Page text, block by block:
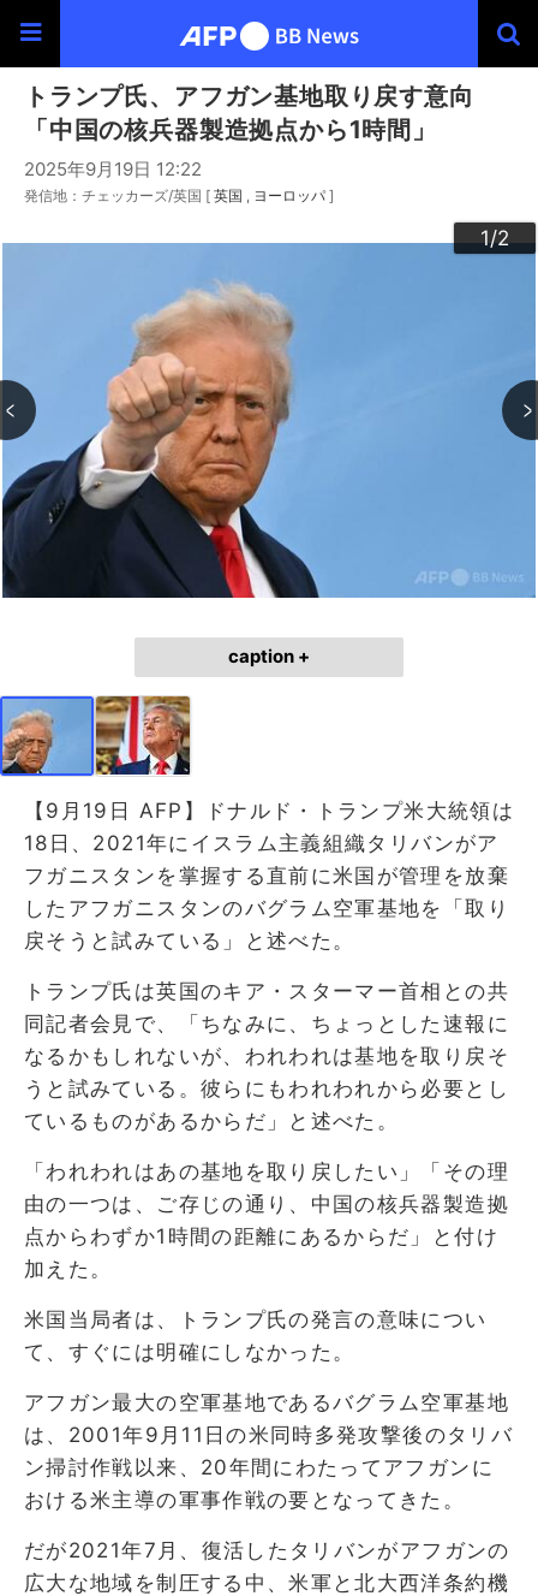
トランプ氏、アフガン基地取り戻す意向
「中国の核兵器製造拠点から1時間」
2025年9月19日 12:22
発信地：チェッカーズ/英国 [ 英国 ヨーロッパ ]
1/2
2/2
caption +
【9月19日 AFP】ドナルド・トランプ米大統領は
18日、2021年にイスラム主義組織タリバンがア
フガニスタンを掌握する直前に米国が管理を放棄
したアフガニスタンのバグラム空軍基地を「取り
戻そうと試みている」と述べた。
トランプ氏は英国のキア・スターマー首相との共
同記者会見で、「ちなみに、ちょっとした速報に
なるかもしれないが、われわれは基地を取り戻そ
うと試みている。彼らにもわれわれから必要とし
ているものがあるからだ」と述べた。
「われわれはあの基地を取り戻したい」「その理
由の一つは、ご存じの通り、中国の核兵器製造拠
点からわずか1時間の距離にあるからだ」と付け
加えた。
米国当局者は、トランプ氏の発言の意味につい
て、すぐには明確にしなかった。
アフガン最大の空軍基地であるバグラム空軍基地
は、2001年9月11日の米同時多発攻撃後のタリバ
ン掃討作戦以来、20年間にわたってアフガンに
おける米主導の軍事作戦の要となってきた。
だが2021年7月、復活したタリバンがアフガンの
広大な地域を制圧する中、米軍と北大西洋条約機